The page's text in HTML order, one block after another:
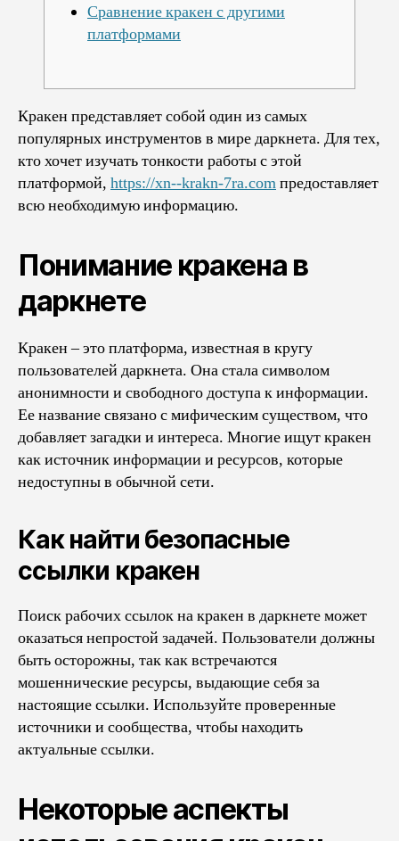
Сравнение кракен с другими
платформами
Кракен представляет собой один из самых
популярных инструментов в мире даркнета. Для тех,
кто хочет изучать тонкости работы с этой
платформой, https://xn--krakn-7ra.comпредоставляет
всю необходимую информацию.
Понимание кракена в
даркнете
Кракен – это платформа, известная в кругу
пользователей даркнета. Она стала символом
анонимности и свободного доступа к информации.
Ее название связано с мифическим существом, что
добавляет загадки и интереса. Многие ищут кракен
как источник информации и ресурсов, которые
недоступны в обычной сети.
Как найти безопасные
ссылки кракен
Поиск рабочих ссылок на кракен в даркнете может
оказаться непростой задачей. Пользователи должны
быть осторожны, так как встречаются
мошеннические ресурсы, выдающие себя за
настоящие ссылки. Используйте проверенные
источники и сообщества, чтобы находить
актуальные ссылки.
Некоторые аспекты